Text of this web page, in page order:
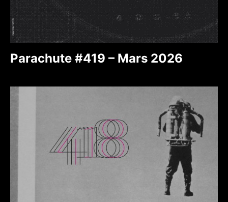
Parachute #419 – Mars 2026